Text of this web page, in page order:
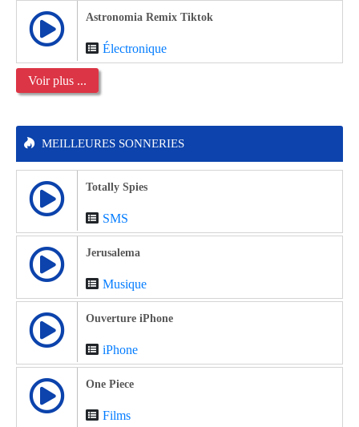
Astronomia Remix Tiktok
Électronique
Voir plus ...
MEILLEURES SONNERIES
Totally Spies
SMS
Jerusalema
Musique
Ouverture iPhone
iPhone
One Piece
Films